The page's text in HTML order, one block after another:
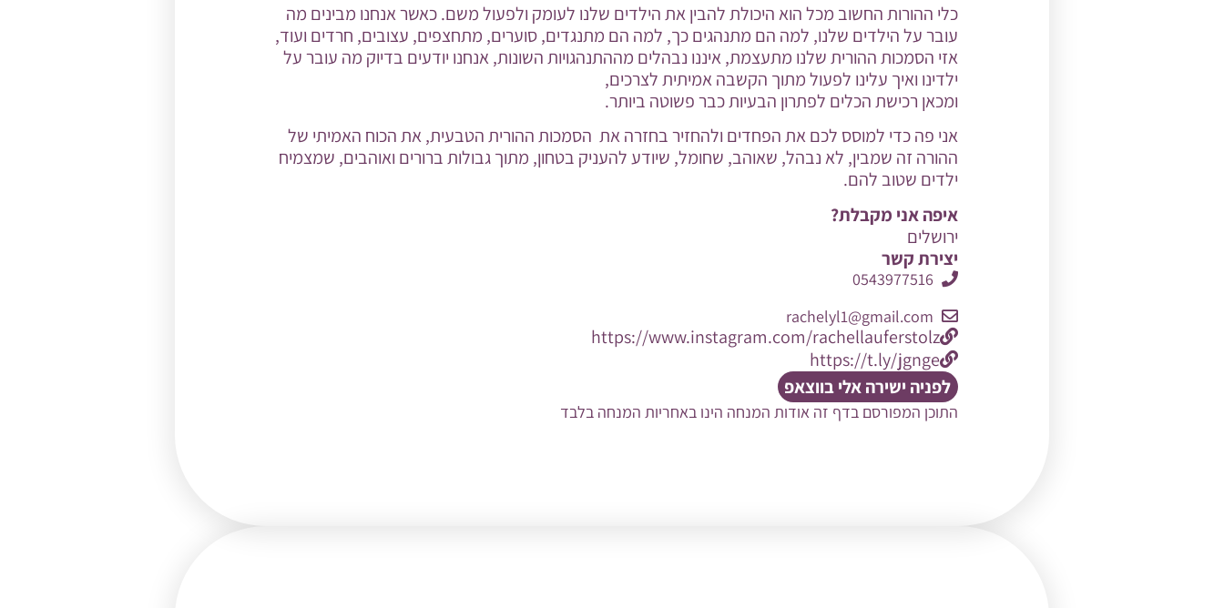
כלי ההורות החשוב מכל הוא היכולת להבין את הילדים שלנו לעומק ולפעול משם. כאשר אנחנו מבינים מה
עובר על הילדים שלנו, למה הם מתנהגים כך, למה הם מתנגדים, סוערים, מתחצפים, עצובים, חרדים ועוד,
אזי הסמכות ההורית שלנו מתעצמת, איננו נבהלים מההתנהגויות השונות, אנחנו יודעים בדיוק מה עובר על
ילדינו ואיך עלינו לפעול מתוך הקשבה אמיתית לצרכים,
ומכאן רכישת הכלים לפתרון הבעיות כבר פשוטה ביותר.
אני פה כדי למוסס לכם את הפחדים ולהחזיר בחזרה את הסמכות ההורית הטבעית, את הכוח האמיתי של
ההורה זה שמבין, לא נבהל, שאוהב, שחומל, שיודע להעניק בטחון, מתוך גבולות ברורים ואוהבים, שמצמיח
ילדים שטוב להם.
איפה אני מקבלת?
ירושלים
יצירת קשר
0543977516
rachelyl1@gmail.com
https://www.instagram.com/rachellauferstolz
https://t.ly/jgnge
לפניה ישירה אלי בווצאפ
התוכן המפורסם בדף זה אודות המנחה הינו באחריות המנחה בלבד